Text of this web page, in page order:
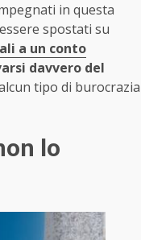
in questa
spostati su
a un conto
davvero del
tipo di burocrazia
lo